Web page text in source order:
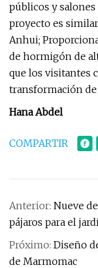
públicos y
proyecto es
Anhui;
de hormigón de
que los visitantes
transformación
Hana Abdel
COMPARTIR
Anterior: Nueve
pájaros para el
Próximo: Diseño
de Marmomac